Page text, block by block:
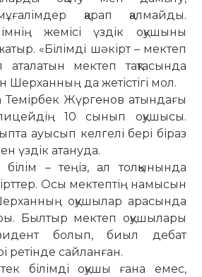
қарап қалмайды.
жемісі үздік оқушыны
«Білімді шәкірт – мектеп
мектеп тақтасында
Шерханның да жетістігі мол.
Темірбек Жүргенов атындағы
10 сынып оқушысы.
ауысып келгелі бері біраз
үздік атануда.
– теңіз, ал толқынында
Осы мектептің намысын
оқушылар арасында
Былтыр мектеп оқушылары
болып, биыл дебат
ретінде сайланған.
білімді оқушы ғана емес,